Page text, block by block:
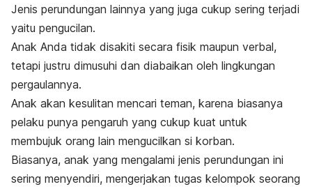
Jenis perundungan lainnya yang juga cukup sering terjadi
yaitu pengucilan.
Anak Anda tidak disakiti secara fisik maupun verbal,
tetapi justru dimusuhi dan diabaikan oleh lingkungan
pergaulannya.
Anak akan kesulitan mencari teman, karena biasanya
pelaku punya pengaruh yang cukup kuat untuk
membujuk orang lain mengucilkan si korban.
Biasanya, anak yang mengalami jenis perundungan ini
sering menyendiri, mengerjakan tugas kelompok seorang